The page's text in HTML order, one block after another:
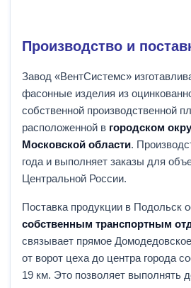
Производство и
Завод «ВентСистемс»
фасонные изделия из
собственной производственной
расположенной в городском
Московской области.
года и выполняет заказы для
Центральной России.
Поставка продукции в Подольск
собственным транспортным
связывает прямое
от ворот цеха до центра города
19 км. Это позволяет выполнять